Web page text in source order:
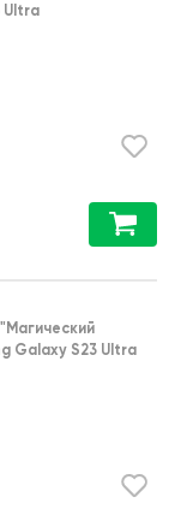
Ultra
"Магический
Galaxy S23 Ultra